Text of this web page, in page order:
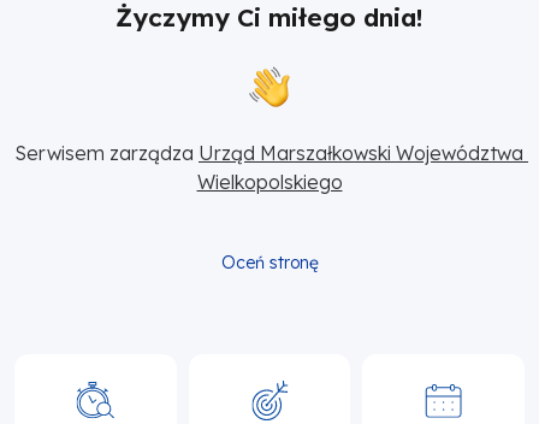
Życzymy Ci miłego dnia!
Serwisem zarządza Urząd Marszałkowski Województwa
Wielkopolskiego
Oceń stronę
Główna